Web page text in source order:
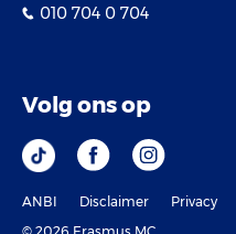
010 704 0 704
Volg ons op
ANBI Disclaimer Privacy